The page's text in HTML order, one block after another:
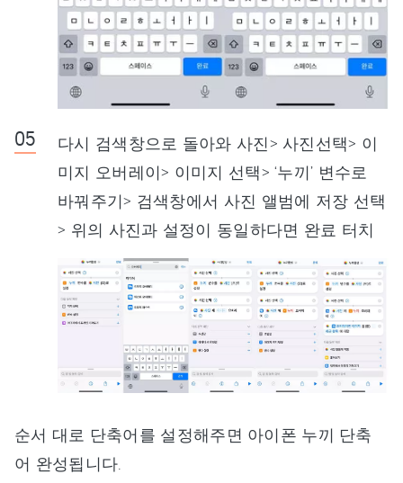
다시 검색창으로 돌아와 사진> 사진선택> 이
미지 오버레이> 이미지 선택> ‘누끼’ 변수로
바꿔주기> 검색창에서 사진 앨범에 저장 선택
> 위의 사진과 설정이 동일하다면 완료 터치
순서 대로 단축어를 설정해주면 아이폰 누끼 단축
어 완성됩니다.